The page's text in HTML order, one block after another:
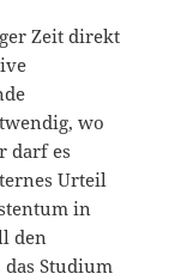
Zeit direkt
wo
darf es
Urteil
in
den
Studium